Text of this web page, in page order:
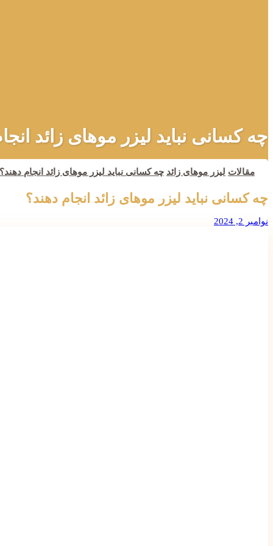
چه کسانی نباید لیزر موهای زائد
مقالات لیزر موهای زائد چه کسانی نباید لیزر موهای زائد انجام دهند؟
چه کسانی نباید لیزر موهای زائد انجام دهند؟
نوامبر 2, 2024